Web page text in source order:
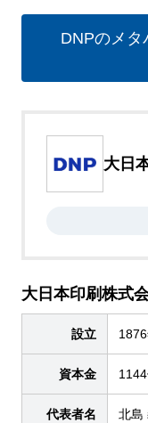
DNPのメタ
大日
大日本印刷株式
設立
資本金
代表者名 北島